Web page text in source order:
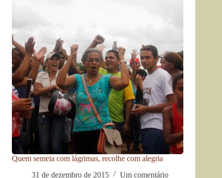
Quem semeia com lágrimas, recolhe com alegria
31 de dezembro de 2015
Um comentário